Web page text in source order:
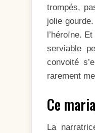
trompés,
jolie gourde.
l’héroïne.
serviable
convoité
rarement
Ce
La